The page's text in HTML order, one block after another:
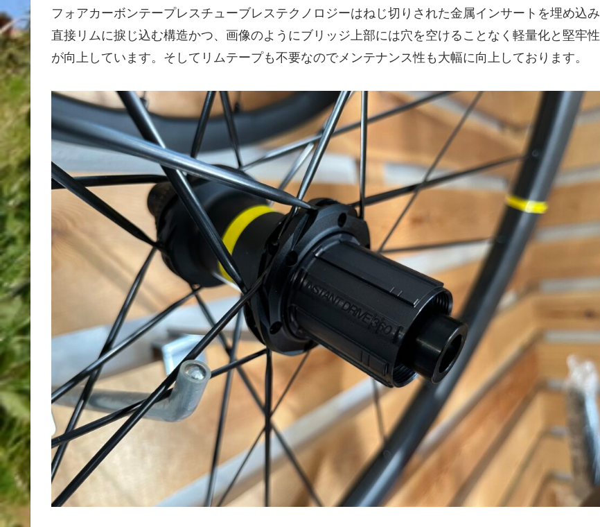
フォアカーボンテープレスチューブレステクノロジーはねじ切りされた金属インサートを埋め込み
直接リムに捩じ込む構造かつ、画像のようにブリッジ上部には穴を空けることなく軽量化と堅牢性
が向上しています。そしてリムテープも不要なのでメンテナンス性も大幅に向上しております。